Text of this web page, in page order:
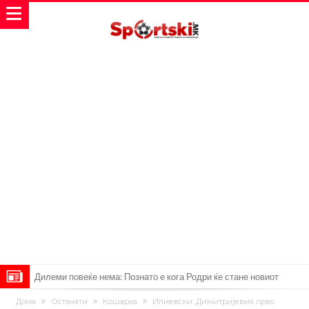
Дилеми повеќе нема: Познато е кога Родри ќе стане новиот
фудбалер на Барселона
Ливерпул и Арсенал влегуваат во „војна“ поради фудбалер
Дома Останати Кошарка
Илиевски: Димитријевиќ прво